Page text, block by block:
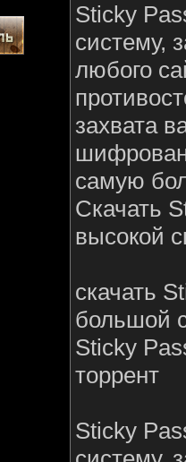
Sticky
систему,
любого
захвата
самую
Скачать
высокой
скачать
большой
Sticky
торрент
Sticky